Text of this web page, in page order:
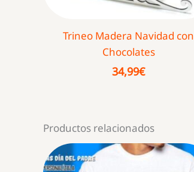
Trineo Madera Navidad con
Chocolates
34,99€
Productos relacionados